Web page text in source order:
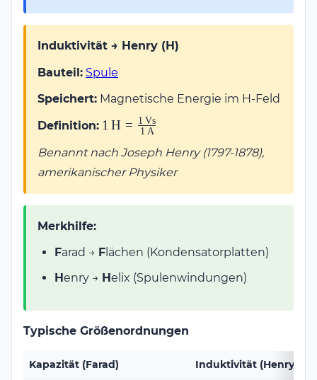
Induktivität → Henry (H)
Bauteil: Spule
Speichert: Magnetische Energie im H-Feld
Definition: 1\,\text{H} =
{1\,\text{A}}
1 H = 1 A
1 Vs
Benannt nach Joseph Henry (1797-1878),
amerikanischer Physiker
Merkhilfe:
Farad → F lächen (Kondensatorplatten)
Henry → Helix (Spulenwindungen)
Typische Größenordnungen
Kapazität (Farad) Induktivität (Henry)